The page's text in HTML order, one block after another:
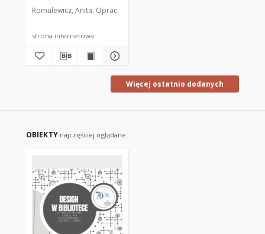
WMBC
Romulewicz, Anita. Oprac.
strona internetowa
Więcej ostatnio dodanych
OBIEKTY najczęściej oglądane